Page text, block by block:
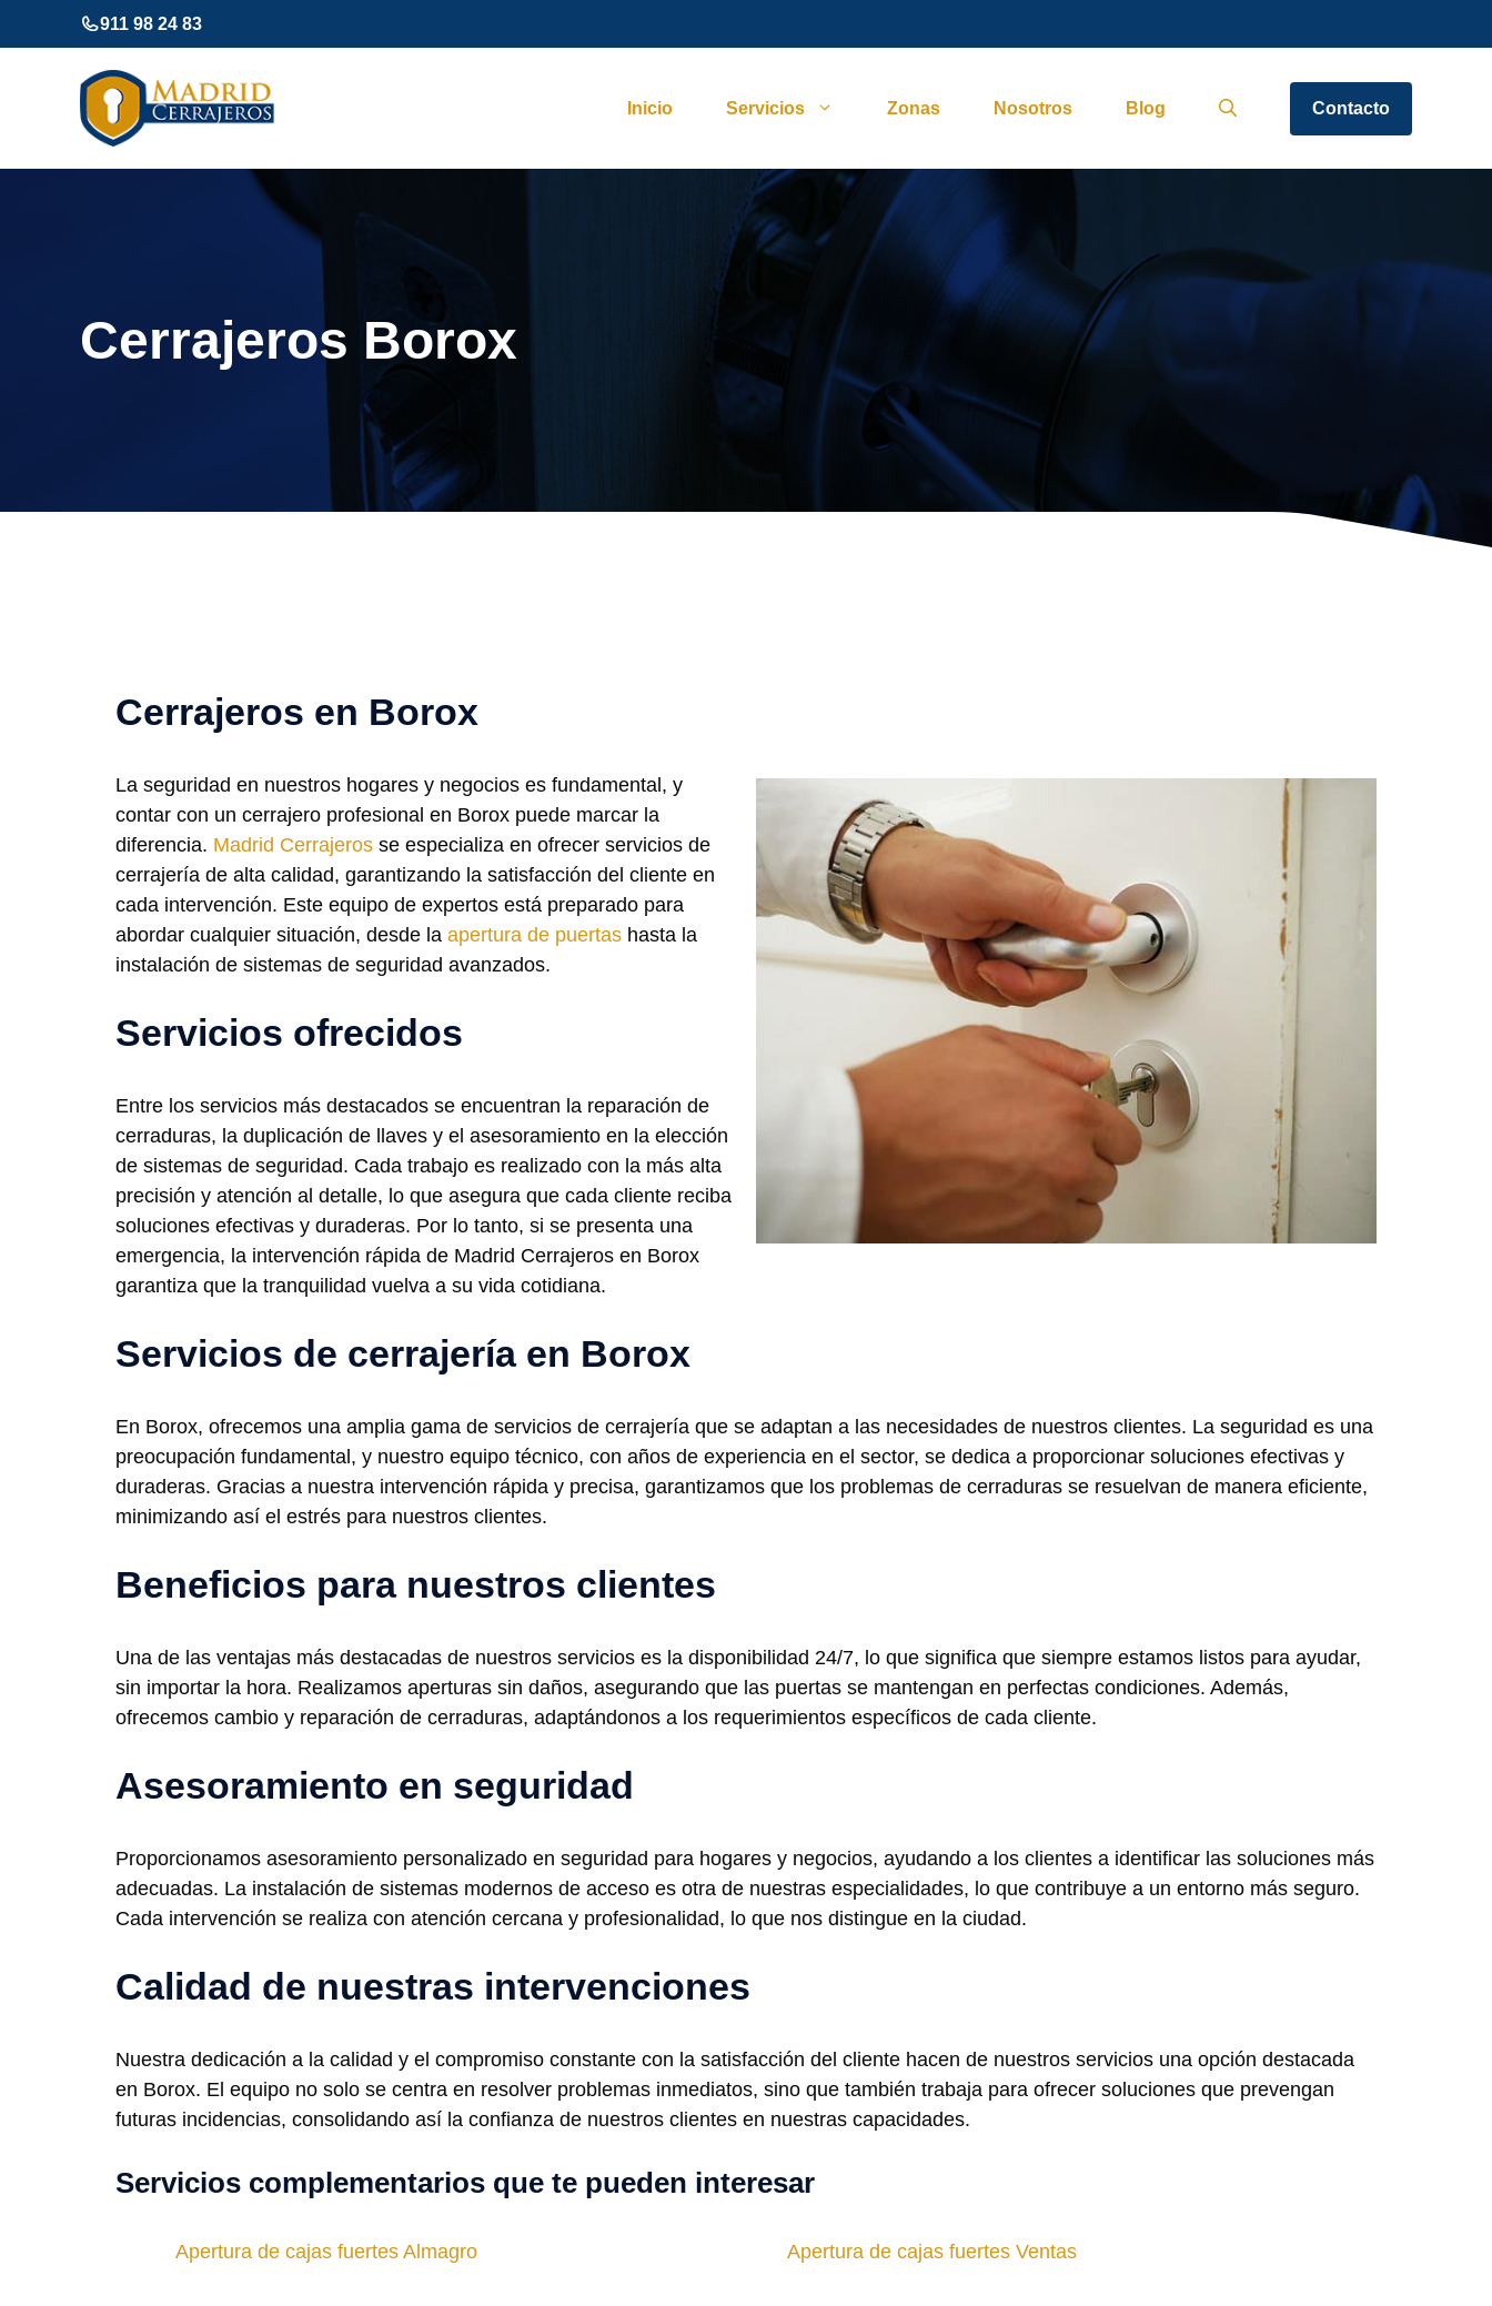
al
911 98 24 83
Inicio Servicios Zonas Nosotros Blog Contacto
Cerrajeros Borox
Cerrajeros en Borox
La seguridad en nuestros hogares y negocios es fundamental, y
contar con un cerrajero profesional en Borox puede marcar la
diferencia. Madrid Cerrajeros se especializa en ofrecer servicios de
cerrajería de alta calidad, garantizando la satisfacción del cliente en
cada intervención. Este equipo de expertos está preparado para
abordar cualquier situación, desde la apertura de puertas hasta la
instalación de sistemas de seguridad avanzados.
Servicios ofrecidos
Entre los servicios más destacados se encuentran la reparación de
cerraduras, la duplicación de llaves y el asesoramiento en la elección
de sistemas de seguridad. Cada trabajo es realizado con la más alta
precisión y atención al detalle, lo que asegura que cada cliente reciba
soluciones efectivas y duraderas. Por lo tanto, si se presenta una
emergencia, la intervención rápida de Madrid Cerrajeros en Borox
garantiza que la tranquilidad vuelva a su vida cotidiana.
Servicios de cerrajería en Borox
En Borox, ofrecemos una amplia gama de servicios de cerrajería que se adaptan a las necesidades de nuestros clientes. La seguridad es una
preocupación fundamental, y nuestro equipo técnico, con años de experiencia en el sector, se dedica a proporcionar soluciones efectivas y
duraderas. Gracias a nuestra intervención rápida y precisa, garantizamos que los problemas de cerraduras se resuelvan de manera eficiente,
minimizando así el estrés para nuestros clientes.
Beneficios para nuestros clientes
Una de las ventajas más destacadas de nuestros servicios es la disponibilidad 24/7, lo que significa que siempre estamos listos para ayudar,
sin importar la hora. Realizamos aperturas sin daños, asegurando que las puertas se mantengan en perfectas condiciones. Además,
ofrecemos cambio y reparación de cerraduras, adaptándonos a los requerimientos específicos de cada cliente.
Asesoramiento en seguridad
Proporcionamos asesoramiento personalizado en seguridad para hogares y negocios, ayudando a los clientes a identificar las soluciones más
adecuadas. La instalación de sistemas modernos de acceso es otra de nuestras especialidades, lo que contribuye a un entorno más seguro.
Cada intervención se realiza con atención cercana y profesionalidad, lo que nos distingue en la ciudad.
Calidad de nuestras intervenciones
Nuestra dedicación a la calidad y el compromiso constante con la satisfacción del cliente hacen de nuestros servicios una opción destacada
en Borox. El equipo no solo se centra en resolver problemas inmediatos, sino que también trabaja para ofrecer soluciones que prevengan
futuras incidencias, consolidando así la confianza de nuestros clientes en nuestras capacidades.
Servicios complementarios que te pueden interesar
Apertura de cajas fuertes Almagro Apertura de cajas fuertes Ventas